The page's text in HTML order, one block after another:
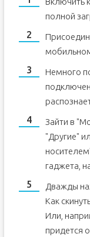
полной
Немного
Зайти в
"Другие"
гаджета,
Дважды
Как
Или,
придется